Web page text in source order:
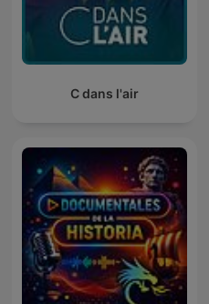
C dans l'air